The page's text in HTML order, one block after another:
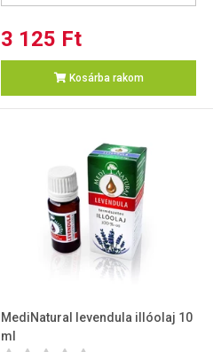
3 125 Ft
Kosárba rakom
MediNatural levendula illóolaj 10
ml